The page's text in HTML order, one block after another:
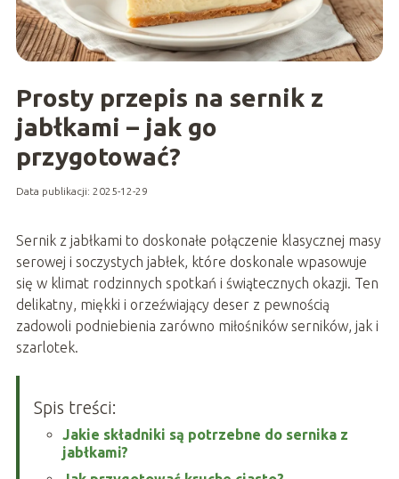
Prosty przepis na sernik z
jabłkami – jak go
przygotować?
Data publikacji: 2025-12-29
Sernik z jabłkami to doskonałe połączenie klasycznej masy
serowej i soczystych jabłek, które doskonale wpasowuje
się w klimat rodzinnych spotkań i świątecznych okazji. Ten
delikatny, miękki i orzeźwiający deser z pewnością
zadowoli podniebienia zarówno miłośników serników, jak i
szarlotek.
Spis treści:
Jakie składniki są potrzebne do sernika z
jabłkami?